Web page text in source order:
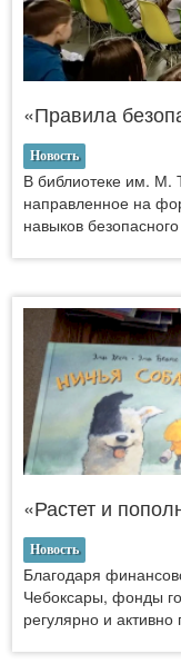
«Правила
Новость
В библиотеке им. М.
направленное на
навыков
«Растет и
Новость
Благодаря
Чебоксары, фонды
регулярно и